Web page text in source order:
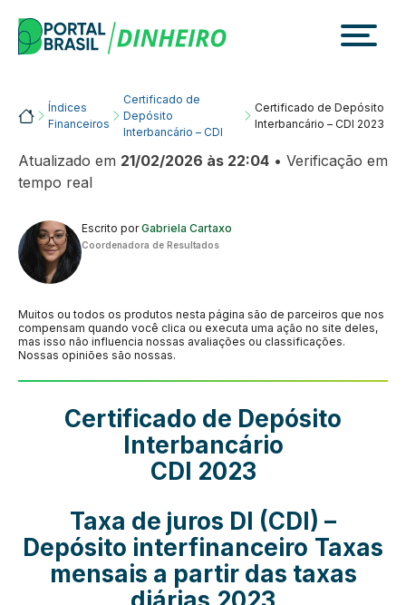
content
Portalbrasil
Índices
Financeiros
Certificado de
Depósito
Interbancário – CDI
Certificado de Depósito
Interbancário – CDI 2023
Atualizado em 21/02/2026 às 22:04 • Verificação em
tempo real
Escrito porGabriela Cartaxo
Coordenadora de Resultados
Muitos ou todos os produtos nesta página são de parceiros que nos
compensam quando você clica ou executa uma ação no site deles,
mas isso não influencia nossas avaliações ou classificações.
Nossas opiniões são nossas.
Certificado de Depósito
Interbancário
CDI 2023
Taxa de juros DI (CDI) –
Depósito interfinanceiro Taxas
mensais a partir das taxas